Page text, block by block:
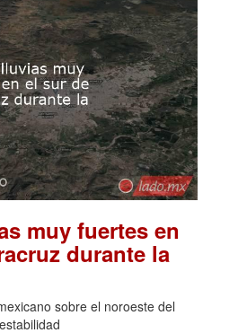
muy fuertes en
durante la
sobre el noroeste del